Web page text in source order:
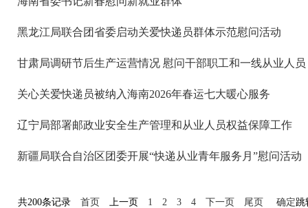
黑龙江局联合团省委启动关爱快递员群体示范慰问活动
甘肃局调研节后生产运营情况 慰问干部职工和一线从业人员
关心关爱快递员被纳入海南2026年春运七大暖心服务
辽宁局部署邮政业安全生产管理和从业人员权益保障工作
新疆局联合自治区团委开展“快递从业青年服务月”慰问活动
共200条记录 首页 上一页 1 2 3 4 下一页 尾页 跳
确定